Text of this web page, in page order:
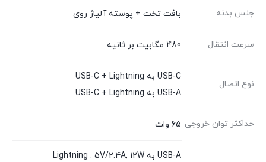
جنس بدنه بافت تخت + پوسته آلیاژ روی
سرعت انتقال 480 مگابیت بر ثانیه
نوع اتصال
USB-C به USB-C + Lightning
USB-A به USB-C + Lightning
حداکثر توان خروجی 65 وات
USB-A به Lightning : 5V/2.4A, 12W